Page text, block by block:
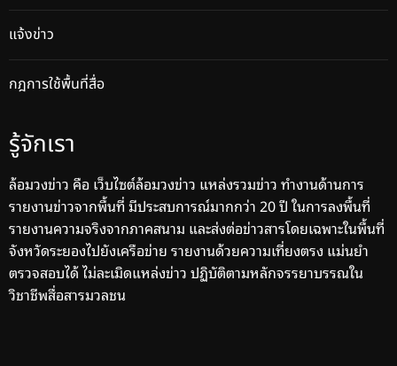
แจ้งข่าว
กฎการใช้พื้นที่สื่อ
รู้จักเรา
ล้อมวงข่าว คือ เว็บไซต์ล้อมวงข่าว แหล่งรวมข่าว ทำงานด้านการ
รายงานข่าวจากพื้นที่ มีประสบการณ์มากกว่า 20 ปี ในการลงพื้นที่
รายงานความจริงจากภาคสนาม และส่งต่อข่าวสารโดยเฉพาะในพื้นที่
จังหวัดระยองไปยังเครือข่าย รายงานด้วยความเที่ยงตรง แม่นยำ
ตรวจสอบได้ ไม่ละเมิดแหล่งข่าว ปฏิบัติตามหลักจรรยาบรรณใน
วิชาชีพสื่อสารมวลชน